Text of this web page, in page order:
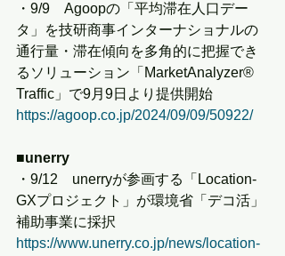
・9/9　Agoopの「平均滞在人口デー
タ」を技研商事インターナショナルの
通行量・滞在傾向を多角的に把握でき
るソリューション「MarketAnalyzer®
Traffic」で9月9日より提供開始
https://agoop.co.jp/2024/09/09/50922/
■unerry
・9/12　unerryが参画する「Location-
GXプロジェクト」が環境省「デコ活」
補助事業に採択
https://www.unerry.co.jp/news/location-